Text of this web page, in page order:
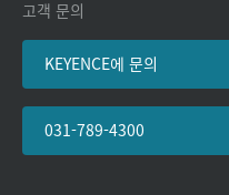
고객 문의
KEYENCE에 문의
031-789-4300